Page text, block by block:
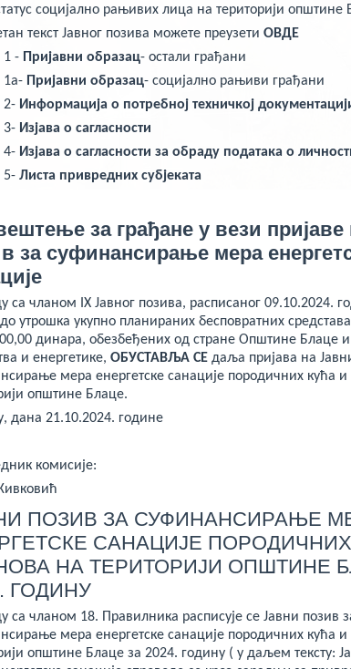
социјално рањивих лица на територији општине
текст Јавног позива можете преузети ОВДЕ
1 - Пријавни образац- остали грађани
1а- Пријавни образац- социјално рањиви грађани
2- Информација о потребној техничкој
3- Изјава о сагласности
4- Изјава о сагласности за обраду података о
5- Листа привредних субјеката
за грађане у вези пријаве
за суфинансирање мера
са чланом IX Јавног позива, расписаног 09.10.2024.
утрошка укупно планираних бесповратних
динара, обезбеђених од стране Општине Блаце
и енергетике, ОБУСТАВЉА СЕ даља пријава на
мера енергетске санације породичних кућа и
општине Блаце.
дана 21.10.2024. године
комисије:
ПОЗИВ ЗА СУФИНАНСИРАЊЕ
САНАЦИЈЕ
НА ТЕРИТОРИЈИ ОПШТИНЕ
ГОДИНУ
са чланом 18. Правилника расписује се Јавни позив
мера енергетске санације породичних кућа и
општине Блаце за 2024. годину ( у даљем тексту: